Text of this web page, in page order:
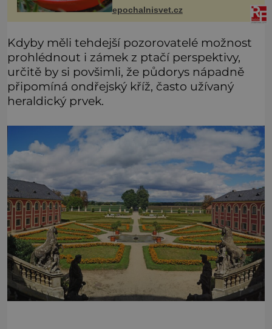
roztomilý a hodí se i pro chovatele
začátečníky. Jedná se o nenároč
epochalnisvet.cz
Kdyby měli tehdejší pozorovatelé možnost
prohlédnout i zámek z ptačí perspektivy,
určitě by si povšimli, že půdorys nápadně
připomíná ondřejský kříž, často užívaný
heraldický prvek.